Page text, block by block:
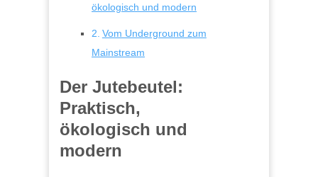
ökologisch und modern
Vom Underground zum
Mainstream
Der Jutebeutel:
Praktisch,
ökologisch und
modern